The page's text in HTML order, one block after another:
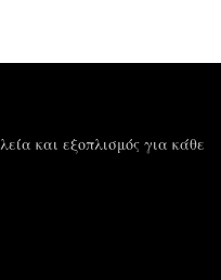
και εξοπλισμός για κάθε